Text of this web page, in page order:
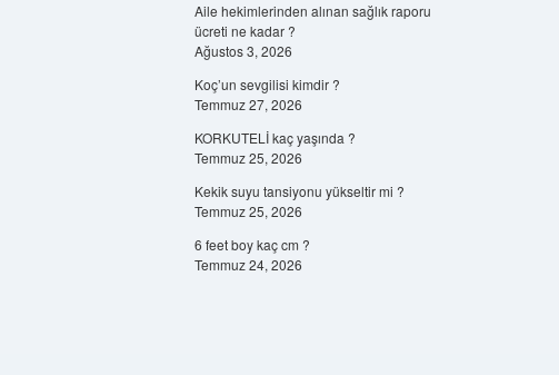
Aile hekimlerinden alınan sağlık raporu
ücreti ne kadar ?
Ağustos 3, 2026
Koç’un sevgilisi kimdir ?
Temmuz 27, 2026
KORKUTELİ kaç yaşında ?
Temmuz 25, 2026
Kekik suyu tansiyonu yükseltir mi ?
Temmuz 25, 2026
6 feet boy kaç cm ?
Temmuz 24, 2026